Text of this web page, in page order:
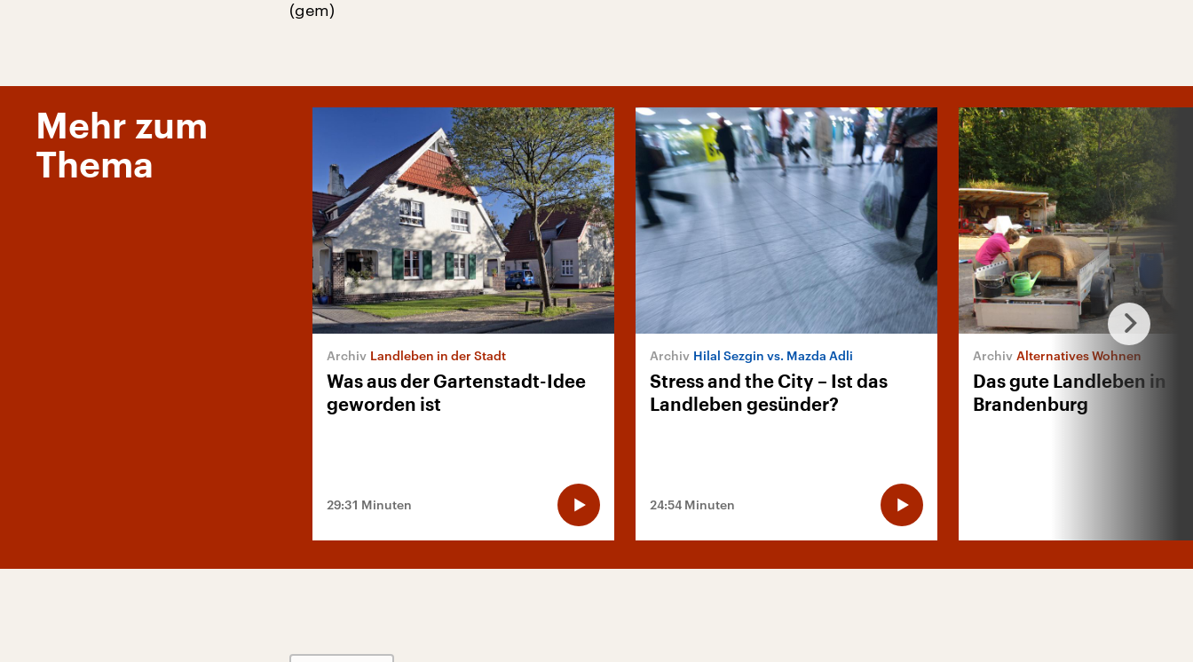
(gem)
Mehr zum
Thema
Landleben in der Stadt
Was aus der Gartenstadt-Idee
geworden ist
29:31 Minuten
Hilal Sezgin vs. Mazda Adli
Stress and the City – Ist das
Landleben gesünder?
24:54 Minuten
Alternatives Wohnen
Das gute Landleben in
Brandenburg